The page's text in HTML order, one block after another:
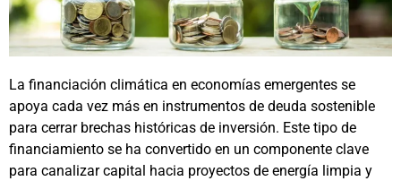
La financiación climática en economías emergentes se
apoya cada vez más en instrumentos de deuda sostenible
para cerrar brechas históricas de inversión. Este tipo de
financiamiento se ha convertido en un componente clave
para canalizar capital hacia proyectos de energía limpia y